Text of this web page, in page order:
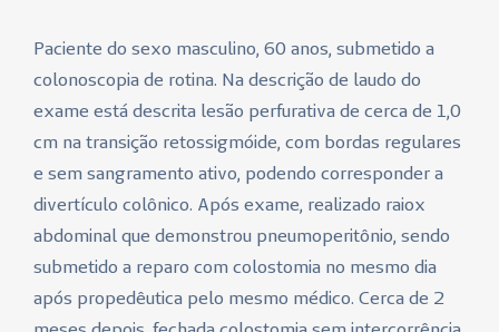
Paciente do sexo masculino, 60 anos, submetido a
colonoscopia de rotina. Na descrição de laudo do
exame está descrita lesão perfurativa de cerca de 1,0
cm na transição retossigmóide, com bordas regulares
e sem sangramento ativo, podendo corresponder a
divertículo colônico. Após exame, realizado raiox
abdominal que demonstrou pneumoperitônio, sendo
submetido a reparo com colostomia no mesmo dia
após propedêutica pelo mesmo médico. Cerca de 2